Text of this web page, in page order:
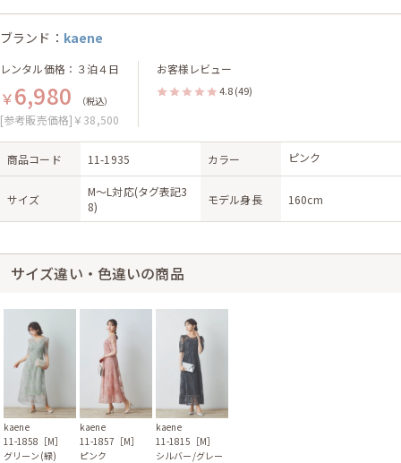
ブランド： kaene
レンタル価格：３泊４日
￥6,980 （税込）
[参考販売価格]￥38,500
お客様レビュー
4.8 (49)
商品コード 11-1935 カラー ピンク
サイズ
M〜L対応(タグ表記3
8)
モデル身長 160cm
サイズ違い・色違いの商品
kaene
11-1858［M］
グリーン(緑)
kaene
11-1857［M］
ピンク
kaene
11-1815［M］
シルバー/グレー